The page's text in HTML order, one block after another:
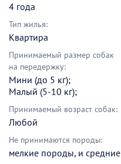
4 года
Тип жилья:
Квартира
Принимаемый размер собак
на передержку:
Мини (до 5 кг);
Малый (5-10 кг);
Принимаемый возраст собак:
Любой
Не принимаются породы:
мелкие породы, и средние